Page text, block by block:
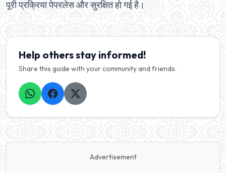
पूरी प्रक्रिया पेपरलेस और सुरक्षित हो गई है।
Help others stay informed!
Share this guide with your community and friends.
Advertisement